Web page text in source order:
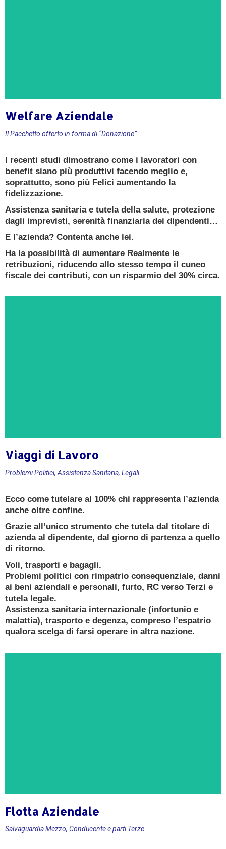
CONSULENZA GRATUITA
Ricevi oggi una consulenza gratuita e senza
impegno da un
Esperto Consulente Qualificato
Welfare Aziendale
Il Pacchetto offerto in forma di “Donazione”
I recenti studi dimostrano come i lavoratori con
benefit siano più produttivi facendo meglio e,
soprattutto, sono più Felici aumentando la
fidelizzazione.
Assistenza sanitaria e tutela della salute, protezione
dagli imprevisti, serenità finanziaria dei dipendenti…
E l’azienda? Contenta anche lei.
Ha la possibilità di aumentare Realmente le
retribuzioni, riducendo allo stesso tempo il cuneo
fiscale dei contributi, con un risparmio del 30% circa.
CONSULENZA GRATUITA
Ricevi oggi una consulenza gratuita e senza
impegno da un
Esperto Consulente Qualificato
PRENOTA ORA
Viaggi di Lavoro
Problemi Politici, Assistenza Sanitaria, Legali
Ecco come tutelare al 100% chi rappresenta l’azienda
anche oltre confine.
Grazie all’unico strumento che tutela dal titolare di
azienda al dipendente, dal giorno di partenza a quello
di ritorno.
Voli, trasporti e bagagli.
Problemi politici con rimpatrio consequenziale, danni
ai beni aziendali e personali, furto, RC verso Terzi e
tutela legale.
Assistenza sanitaria internazionale (infortunio e
malattia), trasporto e degenza, compreso l’espatrio
qualora scelga di farsi operare in altra nazione.
CONSULENZA GRATUITA
Flotta Aziendale
Salvaguardia Mezzo, Conducente e parti Terze